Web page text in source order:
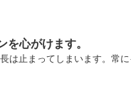
心がけます。
は止まってしまいます。常